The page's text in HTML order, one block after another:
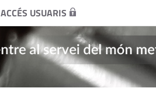
ACCÉS USUARIS